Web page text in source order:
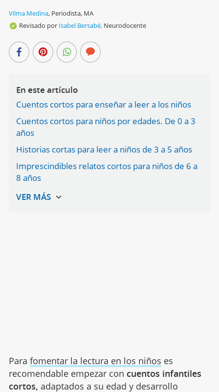
Vilma Medina, Periodista, MA
Revisado por Isabel Bersabé, Neurodocente
En este artículo
Cuentos cortos para enseñar a leer a los niños
Cuentos cortos para niños por edades. De 0 a 3
años
Historias cortas para leer a niños de 3 a 5 años
Imprescindibles relatos cortos para niños de 6 a
8 años
Para fomentar la lectura en los niños es
recomendable empezar con cuentos infantiles
cortos, adaptados a su edad y desarrollo